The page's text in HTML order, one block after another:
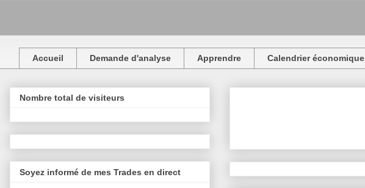
Accueil Demande d'analyse Apprendre Calendrier économique
Nombre total de visiteurs
Soyez informé de mes Trades en direct